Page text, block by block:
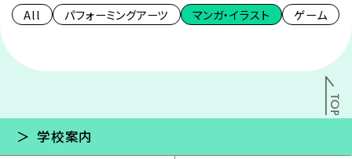
学校案内
All パフォーミングアーツ マンガ・イラスト ゲーム